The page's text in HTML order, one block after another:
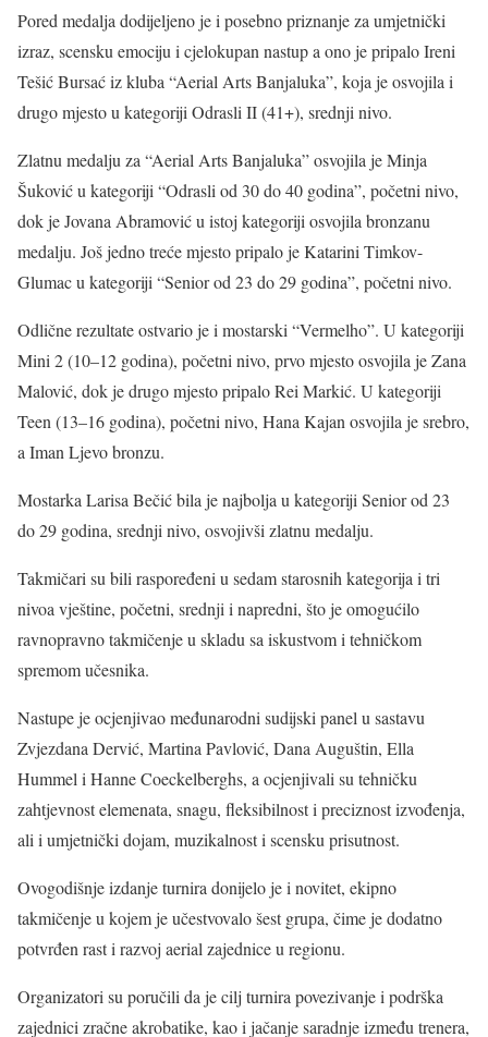
Pored medalja dodijeljeno je i posebno priznanje za umjetnički
izraz, scensku emociju i cjelokupan nastup a ono je pripalo Ireni
Tešić Bursać iz kluba “Aerial Arts Banjaluka”, koja je osvojila i
drugo mjesto u kategoriji Odrasli II (41+), srednji nivo.
Zlatnu medalju za “Aerial Arts Banjaluka” osvojila je Minja
Šuković u kategoriji “Odrasli od 30 do 40 godina”, početni nivo,
dok je Jovana Abramović u istoj kategoriji osvojila bronzanu
medalju. Još jedno treće mjesto pripalo je Katarini Timkov-
Glumac u kategoriji “Senior od 23 do 29 godina”, početni nivo.
Odlične rezultate ostvario je i mostarski “Vermelho”. U kategoriji
Mini 2 (10–12 godina), početni nivo, prvo mjesto osvojila je Zana
Malović, dok je drugo mjesto pripalo Rei Markić. U kategoriji
Teen (13–16 godina), početni nivo, Hana Kajan osvojila je srebro,
a Iman Ljevo bronzu.
Mostarka Larisa Bečić bila je najbolja u kategoriji Senior od 23
do 29 godina, srednji nivo, osvojivši zlatnu medalju.
Takmičari su bili raspoređeni u sedam starosnih kategorija i tri
nivoa vještine, početni, srednji i napredni, što je omogućilo
ravnopravno takmičenje u skladu sa iskustvom i tehničkom
spremom učesnika.
Nastupe je ocjenjivao međunarodni sudijski panel u sastavu
Zvjezdana Dervić, Martina Pavlović, Dana Auguštin, Ella
Hummel i Hanne Coeckelberghs, a ocjenjivali su tehničku
zahtjevnost elemenata, snagu, fleksibilnost i preciznost izvođenja,
ali i umjetnički dojam, muzikalnost i scensku prisutnost.
Ovogodišnje izdanje turnira donijelo je i novitet, ekipno
takmičenje u kojem je učestvovalo šest grupa, čime je dodatno
potvrđen rast i razvoj aerial zajednice u regionu.
Organizatori su poručili da je cilj turnira povezivanje i podrška
zajednici zračne akrobatike, kao i jačanje saradnje između trenera,